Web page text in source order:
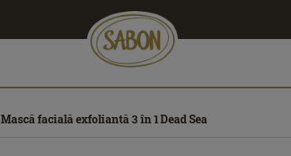
Mască facială exfoliantă 3 în 1 Dead Sea